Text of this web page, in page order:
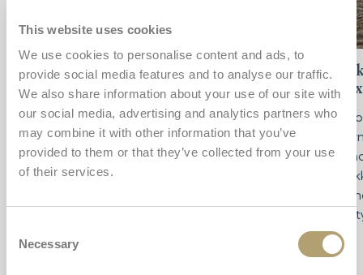
This website uses cookies
We use cookies to personalise content and ads, to
provide social media features and to analyse our traffic.
We also share information about your use of our site with
our social media, advertising and analytics partners who
may combine it with other information that you’ve
provided to them or that they’ve collected from your use
of their services.
Selection
Necessary
All Season sedadlo
Sedadlo All Season je navrženo tak, aby
poskytovalo pohodlí po celý rok. Je vybaveno
systémem Comfort Cover – měkkým
polstrovaným potahem, který pokrývá celé
opěradlo a v zimě chrání dítě před chladem. V létě
udržovat optimální teplotu.